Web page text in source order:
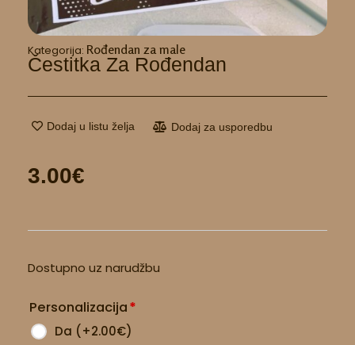
Kategorija: Rođendan za male
Čestitka Za Rođendan
Dodaj u listu želja Dodaj za usporedbu
3.00€
Dostupno uz narudžbu
Personalizacija*
Da (+2.00€)
za
količina